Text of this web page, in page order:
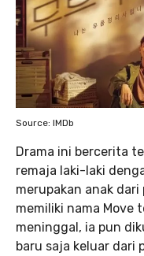
Source: IMDb
Drama ini bercerita
remaja laki-laki
merupakan anak dari
memiliki nama Move
meninggal, ia pun
baru saja keluar dari